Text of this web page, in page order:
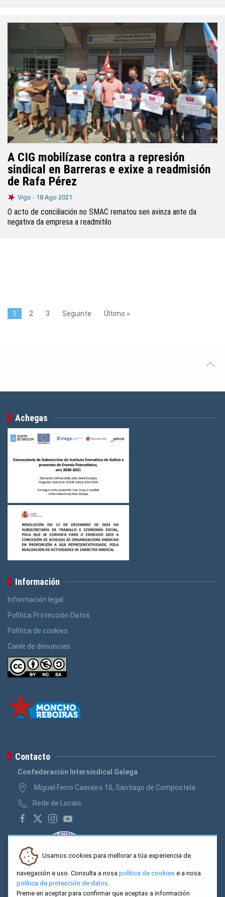
A CIG mobilízase contra a represión
sindical en Barreras e exixe a readmisión
de Rafa Pérez
Vigo - 18 Ago 2021
O acto de conciliación no SMAC rematou sen avinza ante da
negativa da empresa a readmitilo
1 2 3 Seguinte Último »
Achegas
Información
Información legal
Política Protección Datos
Política de cookies
Canle de denuncias
Contacto
Confederación Intersindical Galega
Miguel Ferro Caaveiro 10, Santiago de Compostela
Rede de Locais
Usamos cookies para mellorar a túa experiencia de
navegación e uso. Consulta a nosa política de cookies e a nosa
política de protección de datos.
Preme en aceptar para confirmar que aceptas a información